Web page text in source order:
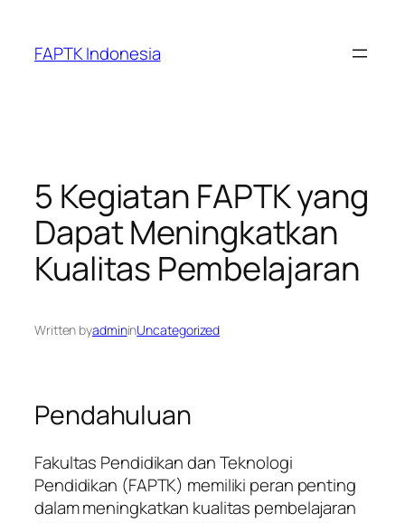
content
FAPTK Indonesia
5 Kegiatan FAPTK yang
Dapat Meningkatkan
Kualitas Pembelajaran
Written byadmininUncategorized
Pendahuluan
Fakultas Pendidikan dan Teknologi
Pendidikan (FAPTK) memiliki peran penting
dalam meningkatkan kualitas pembelajaran